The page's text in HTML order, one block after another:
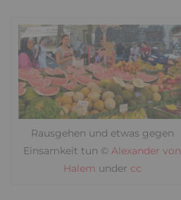
Rausgehen und etwas gegen
Einsamkeit tun © Alexander von
Halem under cc